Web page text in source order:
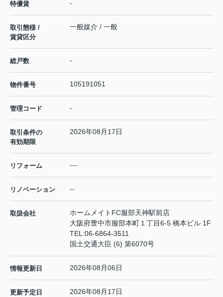
特優賃 -
取引態様 /
賃貸区分
一般媒介 / 一般
総戸数 -
物件番号 105191051
管理コード -
取引条件の
有効期限
2026年08月17日
リフォーム ---
リノベーション --
取扱会社
ホームメイトFC服部天神駅前店
大阪府豊中市服部本町１丁目6-5 橋本ビル 1F
TEL:06-6864-3511
国土交通大臣 (6) 第6070号
情報更新日 2026年08月06日
更新予定日 2026年08月17日